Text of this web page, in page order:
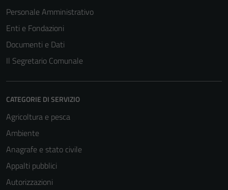
Personale Amministrativo
Enti e Fondazioni
Documenti e Dati
Il Segretario Comunale
CATEGORIE DI SERVIZIO
Agricoltura e pesca
Ambiente
Anagrafe e stato civile
Appalti pubblici
Autorizzazioni